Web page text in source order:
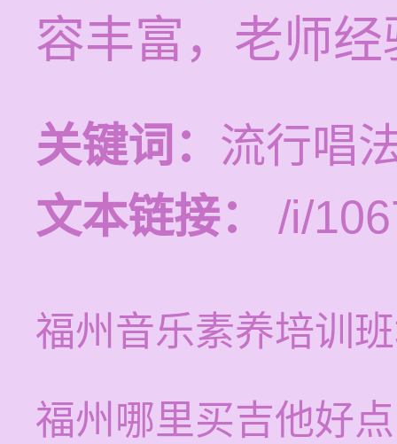
容丰富，老师
关键词： 流行唱
文本链接：
/i/
福州音乐素养培训
福州哪里买吉他好